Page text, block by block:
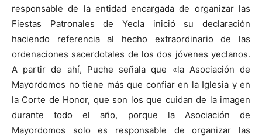
responsable de la entidad encargada de organizar las
Fiestas Patronales de Yecla inició su declaración
haciendo referencia al hecho extraordinario de las
ordenaciones sacerdotales de los dos jóvenes yeclanos.
A partir de ahí, Puche señala que «la Asociación de
Mayordomos no tiene más que confiar en la Iglesia y en
la Corte de Honor, que son los que cuidan de la imagen
durante todo el año, porque la Asociación de
Mayordomos solo es responsable de organizar las